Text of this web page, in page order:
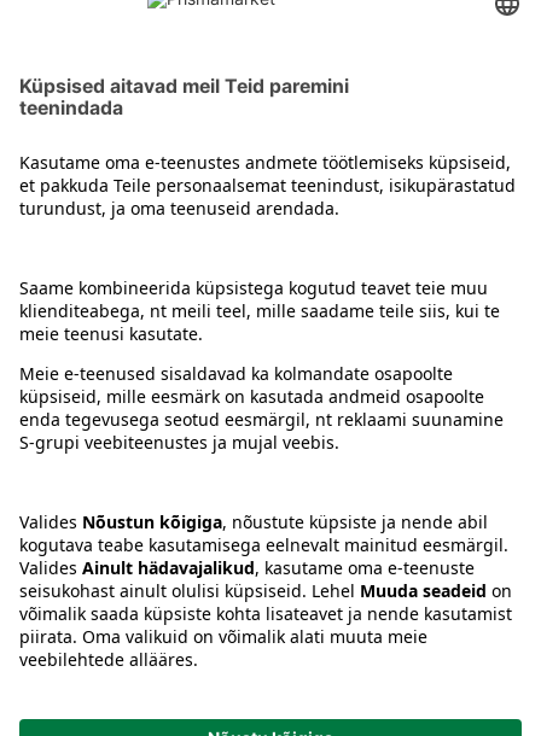
Muud ehituskomplektid
Juhised
Tingimused
Keel:ETENRU